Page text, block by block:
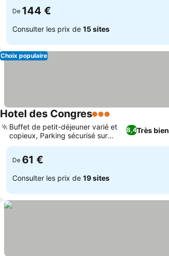
De 144 €
Consulter les prix de 15 sites
Choix populaire
Hotel des Congres3 Étoiles
8,4Très bien
Buffet de petit-déjeuner varié et
copieux, Parking sécurisé sur
place
De 61 €
Consulter les prix de 19 sites